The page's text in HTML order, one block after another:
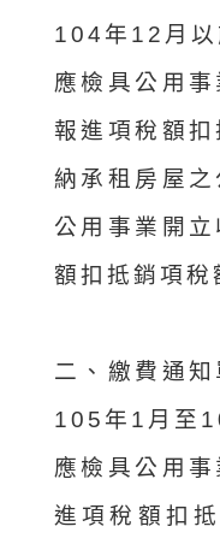
104年12月以
應檢具公用
報進項稅額
納承租房屋
公用事業開
額扣抵銷項稅
二、繳費通
105年1月至
應檢具公用
進項稅額扣